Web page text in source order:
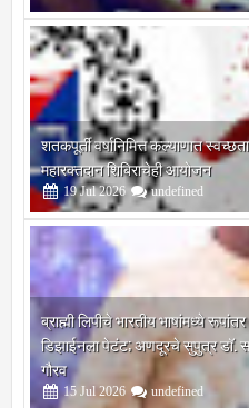
शतकपूर्ती वर्षानिमित्त कल्याणात
महारक्तदान शिबिराचेही आयोजन
19 Jul 2026 undefined
ब्राह्मी लिपीचे भारतीय भाषांमध्ये
डिझाईनला पेटंट; अणदूरचे सुपुत्र डॉ.
गौरव
15 Jul 2026 undefined